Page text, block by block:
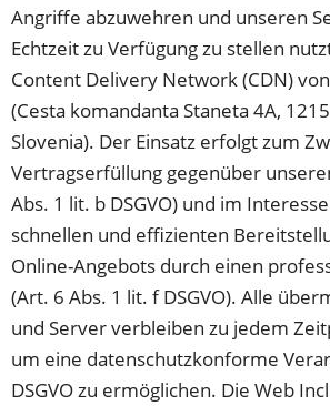
Angriffe abzuwehren und unseren
Echtzeit zu Verfügung zu stellen
Content Delivery Network (CDN)
(Cesta komandanta Staneta 4A,
Slovenia). Der Einsatz erfolgt zum
Vertragserfüllung gegenüber
Abs. 1 lit. b DSGVO) und im
schnellen und effizienten
Online-Angebots durch einen
(Art. 6 Abs. 1 lit. f DSGVO). Alle
und Server verbleiben zu jedem
um eine datenschutzkonforme
DSGVO zu ermöglichen. Die Web